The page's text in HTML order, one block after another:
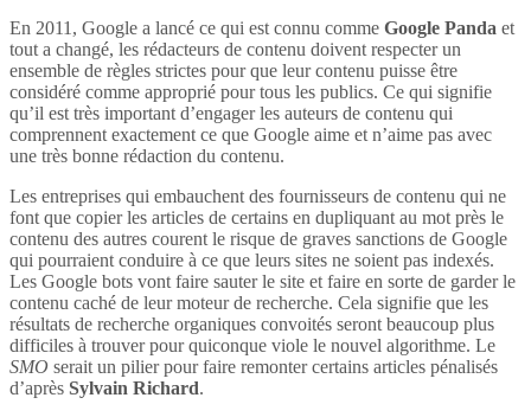
En 2011, Google a lancé ce qui est connu comme Google Panda et
tout a changé, les rédacteurs de contenu doivent respecter un
ensemble de règles strictes pour que leur contenu puisse être
considéré comme approprié pour tous les publics. Ce qui signifie
qu’il est très important d’engager les auteurs de contenu qui
comprennent exactement ce que Google aime et n’aime pas avec
une très bonne rédaction du contenu.
Les entreprises qui embauchent des fournisseurs de contenu qui ne
font que copier les articles de certains en dupliquant au mot près le
contenu des autres courent le risque de graves sanctions de Google
qui pourraient conduire à ce que leurs sites ne soient pas indexés.
Les Google bots vont faire sauter le site et faire en sorte de garder le
contenu caché de leur moteur de recherche. Cela signifie que les
résultats de recherche organiques convoités seront beaucoup plus
difficiles à trouver pour quiconque viole le nouvel algorithme. Le
SMO serait un pilier pour faire remonter certains articles pénalisés
d’après Sylvain Richard.